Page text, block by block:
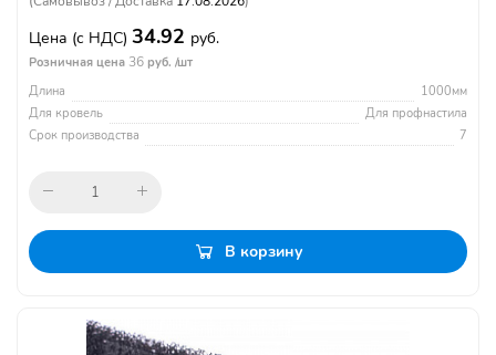
Цена (с НДС) 34.92 руб.
Розничная цена 36 руб. /шт
Длина
1000мм
Для кровель
Для профнастила
Срок производства
7
В корзину